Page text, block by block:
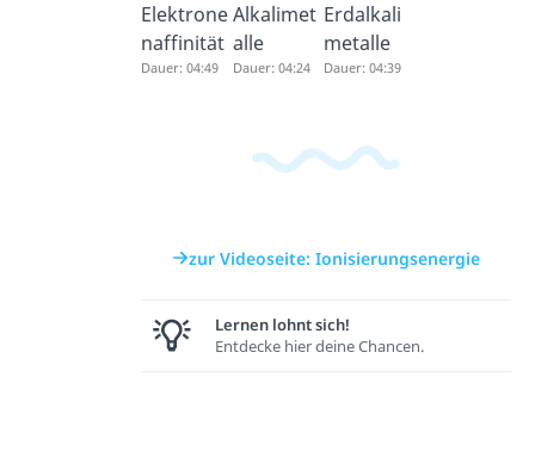
Elektrone
naffinität
Dauer: 04:49
Alkalimet
alle
Dauer: 04:24
Erdalkali
metalle
Dauer: 04:39
zur Videoseite: Ionisierungsenergie
Lernen lohnt sich!
Entdecke hier deine Chancen.